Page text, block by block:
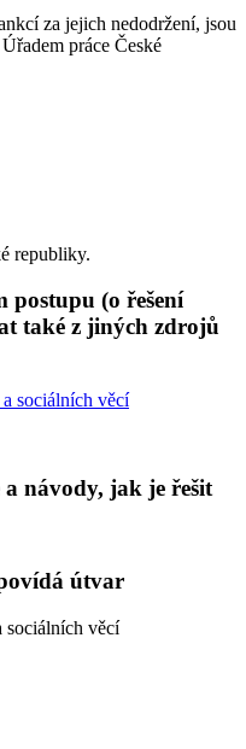
za jejich nedodržení, jsou
práce České
republiky.
postupu (o řešení
také z jiných zdrojů
sociálních věcí
a návody, jak je řešit
útvar
sociálních věcí